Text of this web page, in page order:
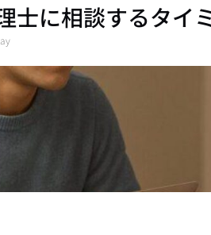
士に相談するタイ